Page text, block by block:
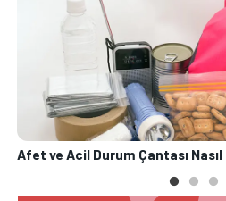
Afet ve Acil Durum Çantası Nasıl